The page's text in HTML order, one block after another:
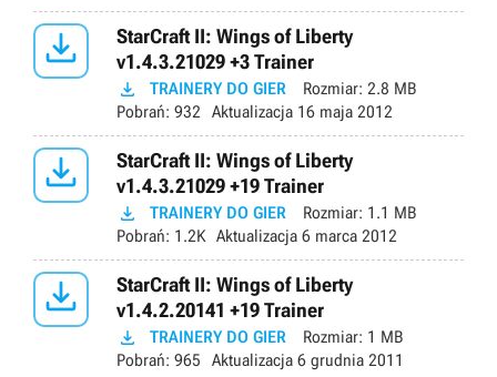

StarCraft II: Wings of Liberty
v1.4.3.21029 +3 Trainer
 TRAINERY DO GIER Rozmiar: 2.8 MB
Pobrań: 932 Aktualizacja 16 maja 2012

StarCraft II: Wings of Liberty
v1.4.3.21029 +19 Trainer
 TRAINERY DO GIER Rozmiar: 1.1 MB
Pobrań: 1.2K Aktualizacja 6 marca 2012

StarCraft II: Wings of Liberty
v1.4.2.20141 +19 Trainer
 TRAINERY DO GIER Rozmiar: 1 MB
Pobrań: 965 Aktualizacja 6 grudnia 2011